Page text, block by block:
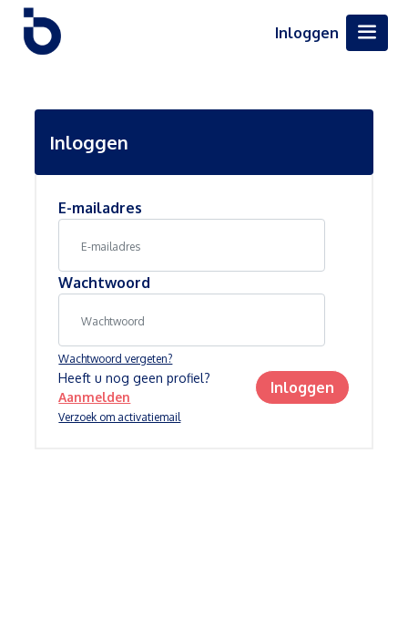
Inloggen
Inloggen
E-mailadres
Wachtwoord
Wachtwoord vergeten?
Verzoek om activatiemail
Heeft u nog geen profiel?
Aanmelden
Inloggen